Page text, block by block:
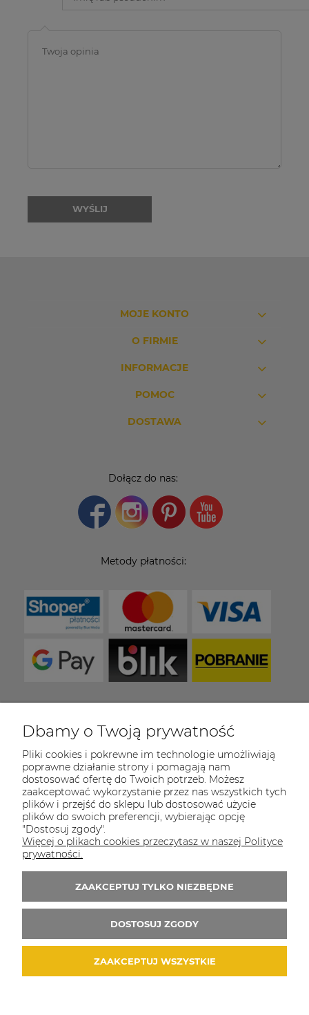
WYŚLIJ
MOJE KONTO
O FIRMIE
INFORMACJE
POMOC
DOSTAWA
Dołącz do nas:
Metody płatności:
COULEUR CARAMEL
Zapraszamy do kontaktu od poniedziałku do
piątku w godzinach 8:00 - 16:00
Tel.:
512-985-884
E-mail:sklep@couleurcaramel.pl
Zapisz się do
Otrzymasz powiadomienia o promocjach i
nowościach...i odbierzesz kupon o wartości 10
zł na pierwsze zakupy!
Dbamy o Twoją prywatność
Pliki cookies i pokrewne im technologie umożliwiają
poprawne działanie strony i pomagają nam
dostosować ofertę do Twoich potrzeb. Możesz
zaakceptować wykorzystanie przez nas wszystkich tych
plików i przejść do sklepu lub dostosować użycie
plików do swoich preferencji, wybierając opcję
"Dostosuj zgody".
Więcej o plikach cookies przeczytasz w naszej Polityce
prywatności.
ZAAKCEPTUJ TYLKO NIEZBĘDNE
DOSTOSUJ ZGODY
ZAAKCEPTUJ WSZYSTKIE